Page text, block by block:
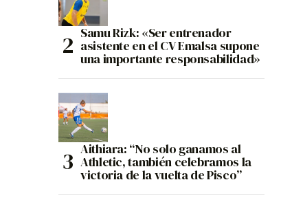
Samu Rizk: «Ser entrenador
asistente en el CV Emalsa supone
una importante responsabilidad»
Aithiara: “No solo ganamos al
Athletic, también celebramos la
victoria de la vuelta de Pisco”